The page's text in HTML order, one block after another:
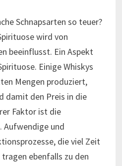
Schnapsarten so teuer?
wird von
beeinflusst. Ein Aspekt
Einige Whiskys
Mengen produziert,
damit den Preis in die
Faktor ist die
Aufwendige und
die viel Zeit
ebenfalls zu den